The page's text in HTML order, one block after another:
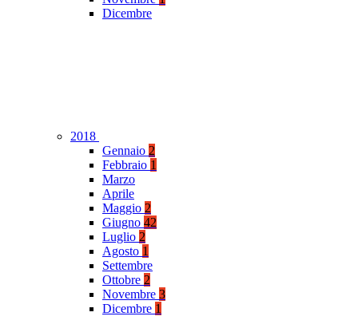
Dicembre
2018
Gennaio 2
Febbraio 1
Marzo
Aprile
Maggio 2
Giugno 42
Luglio 2
Agosto 1
Settembre
Ottobre 2
Novembre 3
Dicembre 1